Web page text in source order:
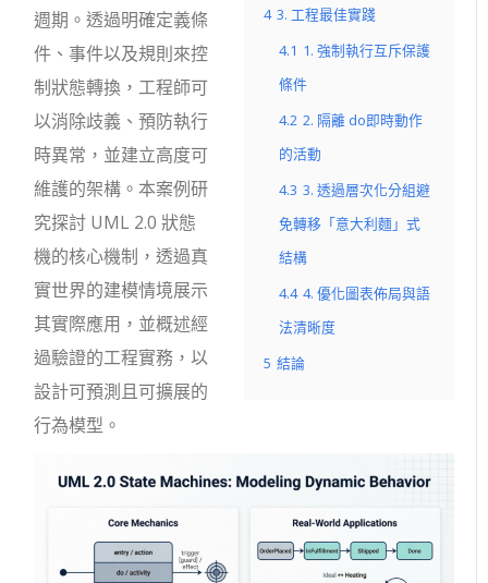
4 3. 工程最佳實踐
4.1 1. 強制執行互斥保護
條件
4.2 2. 隔離 do即時動作
的活動
4.3 3. 透過層次化分組避
免轉移「意大利麵」式
結構
4.4 4. 優化圖表佈局與語
法清晰度
5 結論
週期。透過明確定義條
件、事件以及規則來控
制狀態轉換，工程師可
以消除歧義、預防執行
時異常，並建立高度可
維護的架構。本案例研
究探討 UML 2.0 狀態
機的核心機制，透過真
實世界的建模情境展示
其實際應用，並概述經
過驗證的工程實務，以
設計可預測且可擴展的
行為模型。